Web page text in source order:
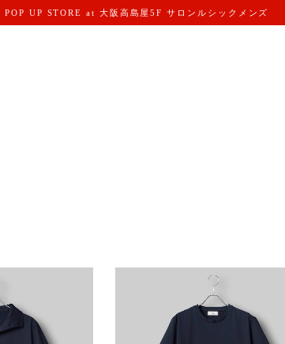
POP UP STORE at 大阪高島屋5F サロンルシックメンズ